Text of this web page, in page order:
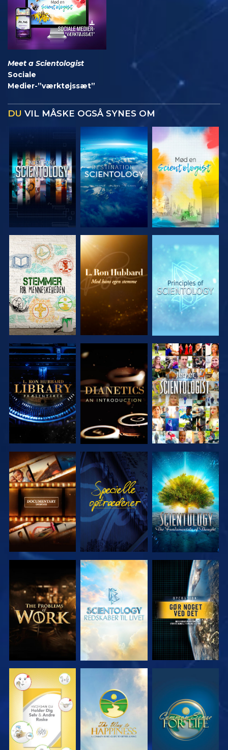
Meet a Scientologist
Sociale
Medier-”værktøjssæt”
DU VIL MÅSKE OGSÅ SYNES OM
UDFORSK
SERIEN
UDFORSK
SERIEN
UDFORSK
SERIEN
UDFORSK
SERIEN
UDFORSK
SERIEN
SE
UDFORSK
SERIEN
SE
UDFORSK
SERIEN
UDFORSK
SERIEN
UDFORSK
SERIEN
SE
SE SE SE